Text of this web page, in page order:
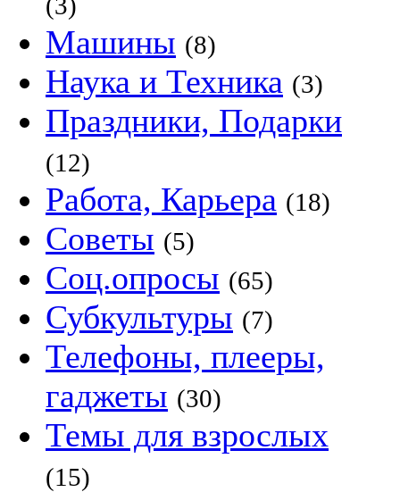
Машины (8)
Наука и Техника (3)
Праздники, Подарки
(12)
Работа, Карьера (18)
Советы (5)
Соц.опросы (65)
Субкультуры (7)
Телефоны, плееры,
гаджеты (30)
Темы для взрослых
(15)